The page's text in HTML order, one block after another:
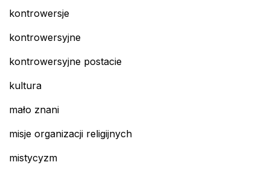
kontrowersje
kontrowersyjne
kontrowersyjne postacie
kultura
mało znani
misje organizacji religijnych
mistycyzm